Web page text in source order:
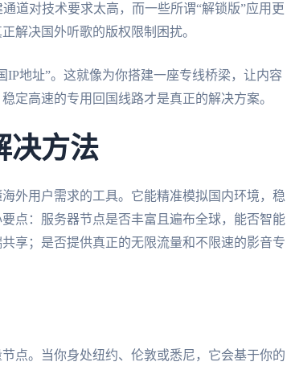
道对技术要求太高，而一些所谓“解锁版”应用更
解决国外听歌的版权限制困扰。
地址”。这就像为你搭建一座专线桥梁，让内容
定高速的专用回国线路才是真正的解决方案。
决方法
外用户需求的工具。它能精准模拟国内环境，稳
点：服务器节点是否丰富且遍布全球，能否智能
享；是否提供真正的无限流量和不限速的影音专
点。当你身处纽约、伦敦或悉尼，它会基于你的